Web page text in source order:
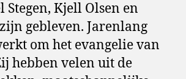
Kjell Olsen en
gebleven. Jarenlang
om het evangelie van
hebben velen uit de